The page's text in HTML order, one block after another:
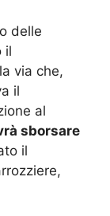
delle
il
via che,
il
al
sborsare
il